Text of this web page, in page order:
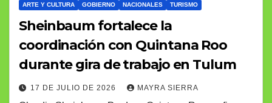
ARTE Y CULTURA GOBIERNO NACIONALES TURISMO
Sheinbaum fortalece la
coordinación con Quintana Roo
durante gira de trabajo en Tulum
17 DE JULIO DE 2026 MAYRA SIERRA